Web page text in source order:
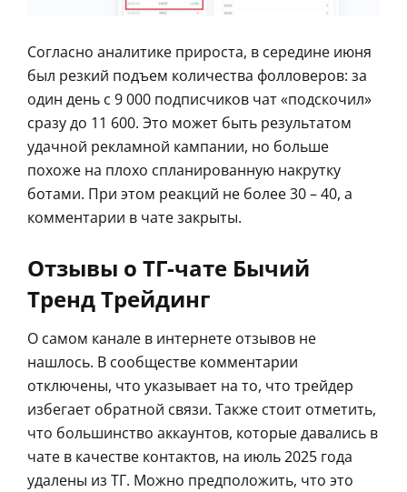
Согласно аналитике прироста, в середине июня
был резкий подъем количества фолловеров: за
один день с 9 000 подписчиков чат «подскочил»
сразу до 11 600. Это может быть результатом
удачной рекламной кампании, но больше
похоже на плохо спланированную накрутку
ботами. При этом реакций не более 30 – 40, а
комментарии в чате закрыты.
Отзывы о ТГ-чате Бычий
Тренд Трейдинг
О самом канале в интернете отзывов не
нашлось. В сообществе комментарии
отключены, что указывает на то, что трейдер
избегает обратной связи. Также стоит отметить,
что большинство аккаунтов, которые давались в
чате в качестве контактов, на июль 2025 года
удалены из ТГ. Можно предположить, что это